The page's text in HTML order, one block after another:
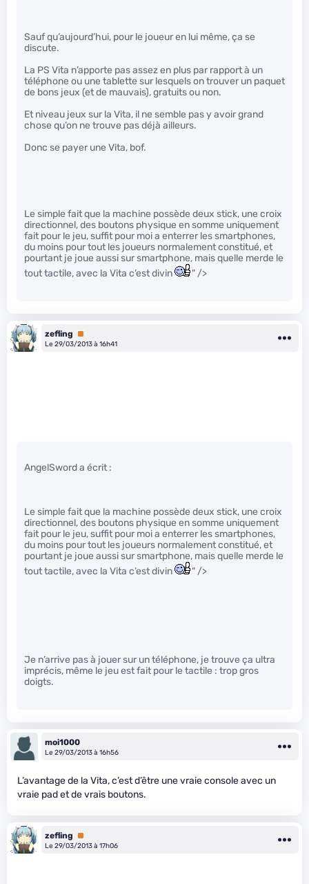
Sauf qu’aujourd’hui, pour le joueur en lui même, ça se
discute.
La PS Vita n’apporte pas assez en plus par rapport à un
téléphone ou une tablette sur lesquels on trouver un paquet
de bons jeux (et de mauvais), gratuits ou non.
Et niveau jeux sur la Vita, il ne semble pas y avoir grand
chose qu’on ne trouve pas déjà ailleurs.
Donc se payer une Vita, bof.
Le simple fait que la machine possède deux stick, une croix
directionnel, des boutons physique en somme uniquement
fait pour le jeu, suffit pour moi a enterrer les smartphones,
du moins pour tout les joueurs normalement constitué, et
pourtant je joue aussi sur smartphone, mais quelle merde le
tout tactile, avec la Vita c’est divin
" />
zefling
Premium
Le 29/03/2013 à 16h41
AngelSword a écrit :
Le simple fait que la machine possède deux stick, une croix
directionnel, des boutons physique en somme uniquement
fait pour le jeu, suffit pour moi a enterrer les smartphones,
du moins pour tout les joueurs normalement constitué, et
pourtant je joue aussi sur smartphone, mais quelle merde le
tout tactile, avec la Vita c’est divin
" />
Je n’arrive pas à jouer sur un téléphone, je trouve ça ultra
imprécis, même le jeu est fait pour le tactile : trop gros
doigts.
moi1000
Le 29/03/2013 à 16h56
L’avantage de la Vita, c’est d’être une vraie console avec un
vraie pad et de vrais boutons.
zefling
Premium
Le 29/03/2013 à 17h06